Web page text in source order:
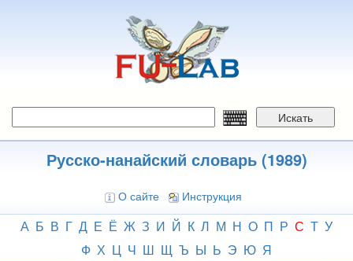
Искать
Русско-нанайский словарь (1989)
О сайте Инструкция
А Б В Г Д Е Ё Ж З И Й К Л М Н О П Р С Т У
Ф Х Ц Ч Ш Щ Ъ Ы Ь Э Ю Я